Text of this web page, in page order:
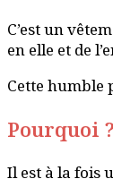
C’est un
en elle et de
Cette humble
Pourquoi ?
Il est à la fois